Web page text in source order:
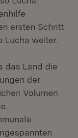
ersten Schritt
Lucha weiter.
das Land die
der
Volumen